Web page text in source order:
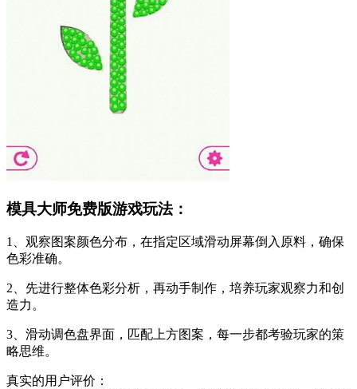
模具大师免费版游戏玩法：
1、观察图案颜色分布，在指定区域滑动屏幕倒入原料，确保
色彩准确。
2、先进行整体色彩分析，再动手制作，培养玩家观察力和创
造力。
3、滑动调色盘界面，匹配上方图案，每一步都考验玩家的策
略思维。
真实的用户评价：